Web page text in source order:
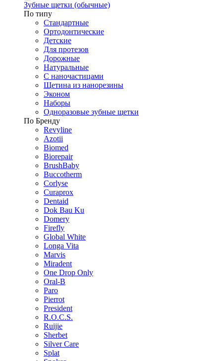
Зубные щетки (обычные)
По типу
Стандартные
Ортодонтические
Детские
Для протезов
Дорожные
Натуральные
С наночастицами
Щетина из нанорезины
Эконом
Наборы
Одноразовые зубные щетки
По Бренду
Revyline
Azotii
Biomed
Biorepair
BrushBaby
Buccotherm
Corlyse
Curaprox
Dentaid
Dok Bau Ku
Domery
Firefly
Global White
Longa Vita
Marvis
Miradent
One Drop Only
Oral-B
Paro
Pierrot
President
R.O.C.S.
Ruijie
Sherbet
Silver Care
Splat